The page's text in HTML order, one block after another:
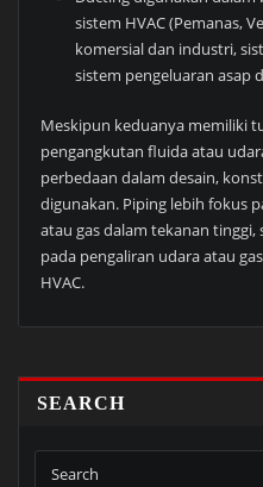
sistem HVAC (Pemanas,
komersial dan industri,
sistem pengeluaran asap
Meskipun keduanya memiliki
pengangkutan fluida atau
perbedaan dalam desain,
digunakan. Piping lebih fokus
atau gas dalam tekanan
pada pengaliran udara atau
HVAC.
SEARCH